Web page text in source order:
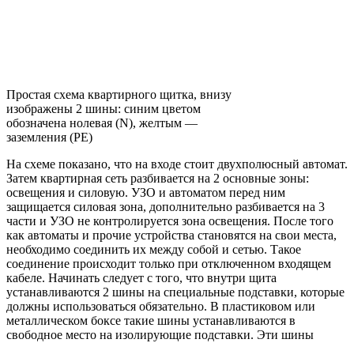
Простая схема квартирного щитка, внизу
изображены 2 шины: синим цветом
обозначена нолевая (N), желтым —
заземления (PE)
На схеме показано, что на входе стоит двухполюсный автомат.
Затем квартирная сеть разбивается на 2 основные зоны:
освещения и силовую. УЗО и автоматом перед ним
защищается силовая зона, дополнительно разбивается на 3
части и УЗО не контролируется зона освещения. После того
как автоматы и прочие устройства становятся на свои места,
необходимо соединить их между собой и сетью. Такое
соединение происходит только при отключенном входящем
кабеле. Начинать следует с того, что внутри щита
устанавливаются 2 шины на специальные подставки, которые
должны использоваться обязательно. В пластиковом или
металлическом боксе такие шины устанавливаются в
свободное место на изолирующие подставки. Эти шины